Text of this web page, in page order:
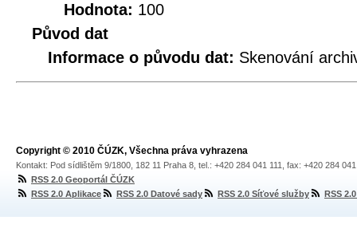
Hodnota: 100
Původ dat
Informace o původu dat: Skenování
Copyright © 2010 ČÚZK, Všechna práva vyhrazena
Kontakt: Pod sídlištěm 9/1800, 182 11 Praha 8, tel.: +420 284 041 111, fax: +420 284
RSS 2.0 Geoportál ČÚZK
RSS 2.0 Aplikace
RSS 2.0 Datové sady RSS 2.0 Síťové služby RSS